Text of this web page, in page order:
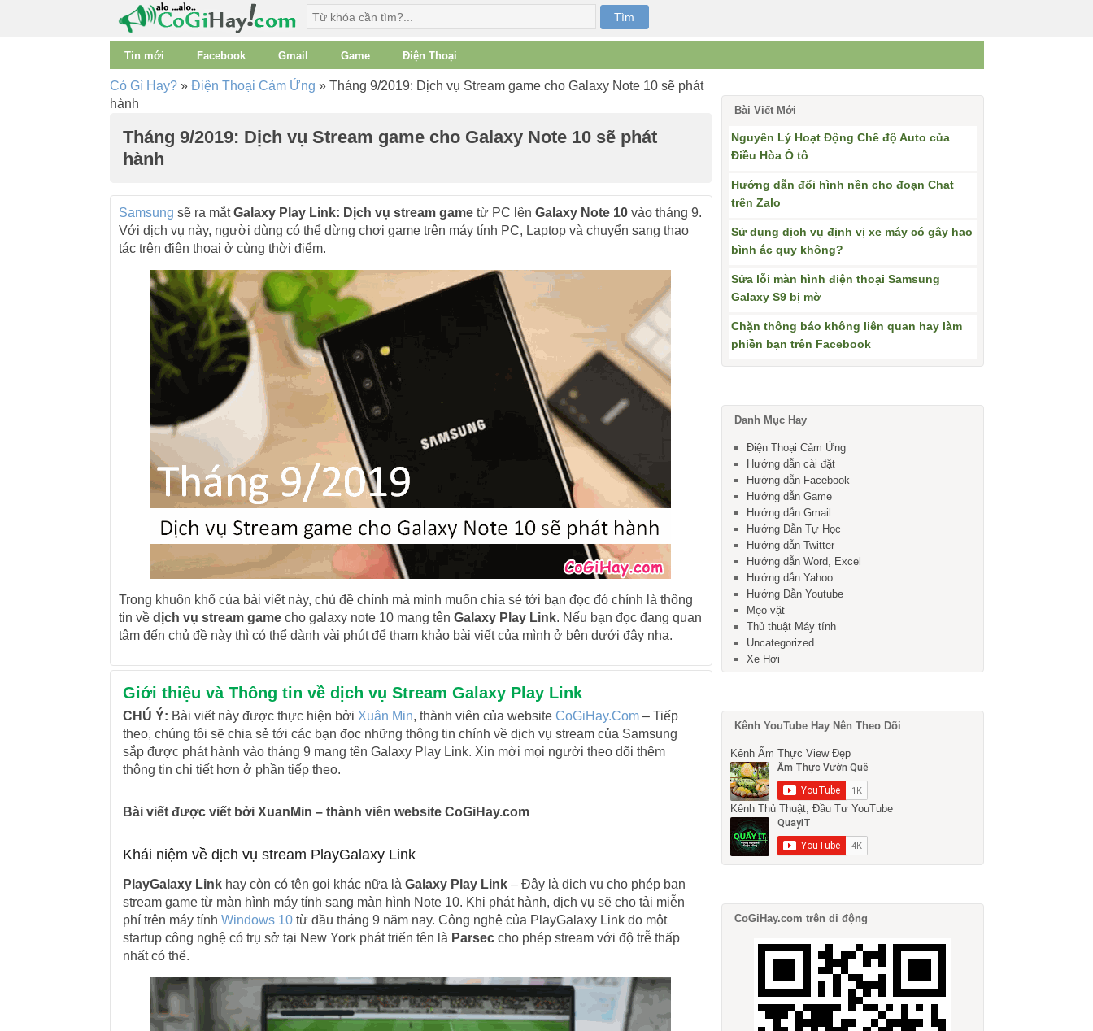
Tin mới Facebook Gmail Game Điện Thoại
Có Gì Hay? » Điện Thoại Cảm Ứng »Tháng 9/2019: Dịch vụ Stream game cho Galaxy Note 10 sẽ phát
hành
Tháng 9/2019: Dịch vụ Stream game cho Galaxy Note 10 sẽ phát
hành
Samsung sẽ ra mắtGalaxy Play Link: Dịch vụ stream gametừ PC lên Galaxy Note 10vào tháng 9.
Với dịch vụ này, người dùng có thể dừng chơi game trên máy tính PC, Laptop và chuyển sang thao
tác trên điện thoại ở cùng thời điểm.
Trong khuôn khổ của bài viết này, chủ đề chính mà mình muốn chia sẻ tới bạn đọc đó chính là thông
tin về dịch vụ stream gamecho galaxy note 10 mang tên Galaxy Play Link. Nếu bạn đọc đang quan
tâm đến chủ đề này thì có thể dành vài phút để tham khảo bài viết của mình ở bên dưới đây nha.
Giới thiệu và Thông tin về dịch vụ Stream Galaxy Play Link
CHÚ Ý: Bài viết này được thực hiện bởi Xuân Min, thành viên của website CoGiHay.Com– Tiếp
theo, chúng tôi sẽ chia sẻ tới các bạn đọc những thông tin chính về dịch vụ stream của Samsung
sắp được phát hành vào tháng 9 mang tên Galaxy Play Link. Xin mời mọi người theo dõi thêm
thông tin chi tiết hơn ở phần tiếp theo.
Bài viết được viết bởi XuanMin – thành viên website CoGiHay.com
Khái niệm về dịch vụ stream PlayGalaxy Link
PlayGalaxy Linkhay còn có tên gọi khác nữa là Galaxy Play Link– Đây là dịch vụ cho phép bạn
stream game từ màn hình máy tính sang màn hình Note 10. Khi phát hành, dịch vụ sẽ cho tải miễn
phí trên máy tính Windows 10từ đầu tháng 9 năm nay. Công nghệ của PlayGalaxy Link do một
startup công nghệ có trụ sở tại New York phát triển tên là Parseccho phép stream với độ trễ thấp
nhất có thể.
Bài Viết Mới
Nguyên Lý Hoạt Động Chế độ Auto của
Điều Hòa Ô tô
Hướng dẫn đổi hình nền cho đoạn Chat
trên Zalo
Sử dụng dịch vụ định vị xe máy có gây hao
bình ắc quy không?
Sửa lỗi màn hình điện thoại Samsung
Galaxy S9 bị mờ
Chặn thông báo không liên quan hay làm
phiền bạn trên Facebook
Danh Mục Hay
Điện Thoại Cảm Ứng
Hướng dẫn cài đặt
Hướng dẫn Facebook
Hướng dẫn Game
Hướng dẫn Gmail
Hướng Dẫn Tự Học
Hướng dẫn Twitter
Hướng dẫn Word, Excel
Hướng dẫn Yahoo
Hướng Dẫn Youtube
Mẹo vặt
Thủ thuật Máy tính
Uncategorized
Xe Hơi
Kênh YouTube Hay Nên Theo Dõi
Kênh Ẩm Thực View Đẹp
Kênh Thủ Thuật, Đầu Tư YouTube
CoGiHay.com trên di động